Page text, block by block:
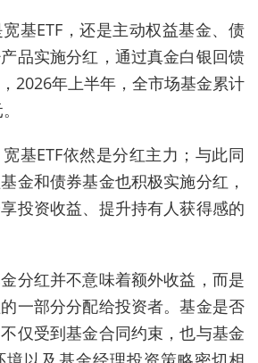
基ETF，还是主动权益基金、债
品实施分红，通过真金白银回馈
2026年上半年，全市场基金累计
基ETF依然是分红主力；与此同
金和债券基金也积极实施分红，
投资收益、提升持有人获得感的
分红并不意味着额外收益，而是
一部分分配给投资者。基金是否
仅受到基金合同约束，也与基金